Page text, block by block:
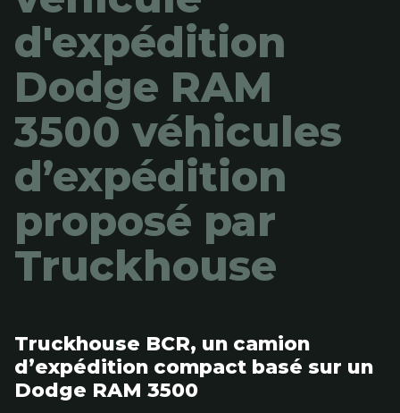
d'expédition
Dodge RAM
3500véhicules
d’expédition
proposé par
Truckhouse
Truckhouse BCR, un camion
d’expédition compact basé sur un
Dodge RAM 3500